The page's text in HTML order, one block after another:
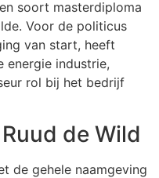
soort masterdiploma
Voor de politicus
van start, heeft
energie industrie,
rol bij het bedrijf
de Wild
de gehele naamgeving